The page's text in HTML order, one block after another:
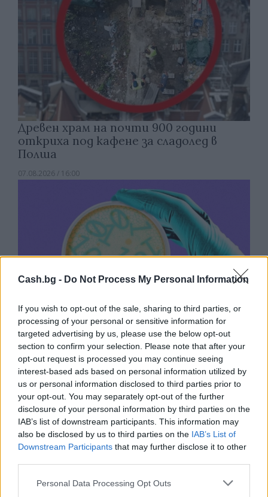
Cash.bg - Do Not Process My Personal Information
If you wish to opt-out of the sale, sharing to third parties, or
processing of your personal or sensitive information for
targeted advertising by us, please use the below opt-out
section to confirm your selection. Please note that after your
opt-out request is processed you may continue seeing
interest-based ads based on personal information utilized by
us or personal information disclosed to third parties prior to
your opt-out. You may separately opt-out of the further
disclosure of your personal information by third parties on the
IAB’s list of downstream participants. This information may
also be disclosed by us to third parties on the IAB’s List of
Downstream Participants that may further disclose it to other
Personal Data Processing Opt Outs
Древен храм на почти 900 години
откриха под кафене за сладолед в
Полша
07.08.2026 / 16:00
Изкуствен интелект за първи път
създаде нови жизнеспособни вируси
07.08.2026 / 15:30